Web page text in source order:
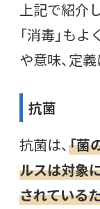
上記で紹介
「消毒」も
や意味、定
抗菌
抗菌は、「菌
ルスは対象
されている